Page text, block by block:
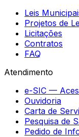
Leis
Projetos de
Licitações
Contratos
FAQ
Atendimento
e-SIC —
Ouvidoria
Carta de
Pesquisa de
Pedido de